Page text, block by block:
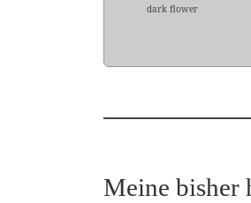
dark flower
Meine bisher